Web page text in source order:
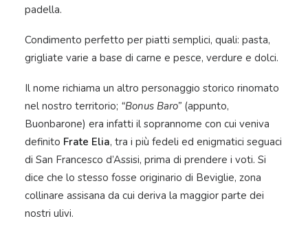
padella.
Condimento perfetto per piatti semplici, quali: pasta,
grigliate varie a base di carne e pesce, verdure e dolci.
Il nome richiama un altro personaggio storico rinomato
nel nostro territorio; “Bonus Baro” (appunto,
Buonbarone) era infatti il soprannome con cui veniva
definito Frate Elia, tra i più fedeli ed enigmatici seguaci
di San Francesco d’Assisi, prima di prendere i voti. Si
dice che lo stesso fosse originario di Beviglie, zona
collinare assisana da cui deriva la maggior parte dei
nostri ulivi.